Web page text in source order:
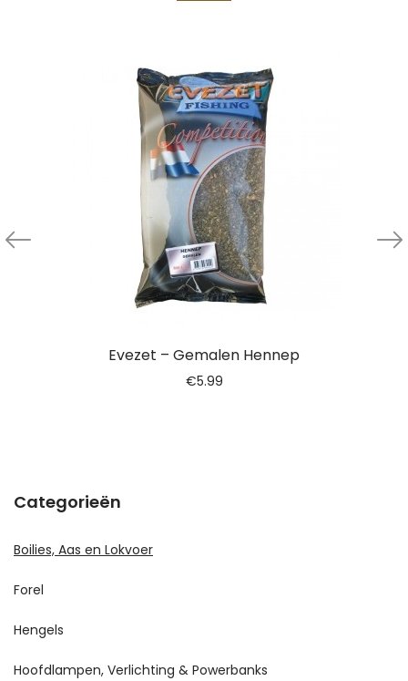
Evezet – Gemalen Hennep
€5.99
Categorieën
Boilies, Aas en Lokvoer
Forel
Hengels
Hoofdlampen, Verlichting & Powerbanks